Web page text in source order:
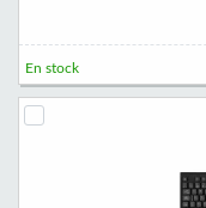
En stock